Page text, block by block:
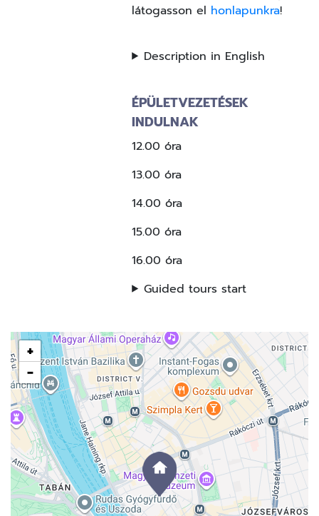
látogasson el honlapunkra!
Description in English
ÉPÜLETVEZETÉSEK
INDULNAK
12.00 óra
13.00 óra
14.00 óra
15.00 óra
16.00 óra
Guided tours start
+
−